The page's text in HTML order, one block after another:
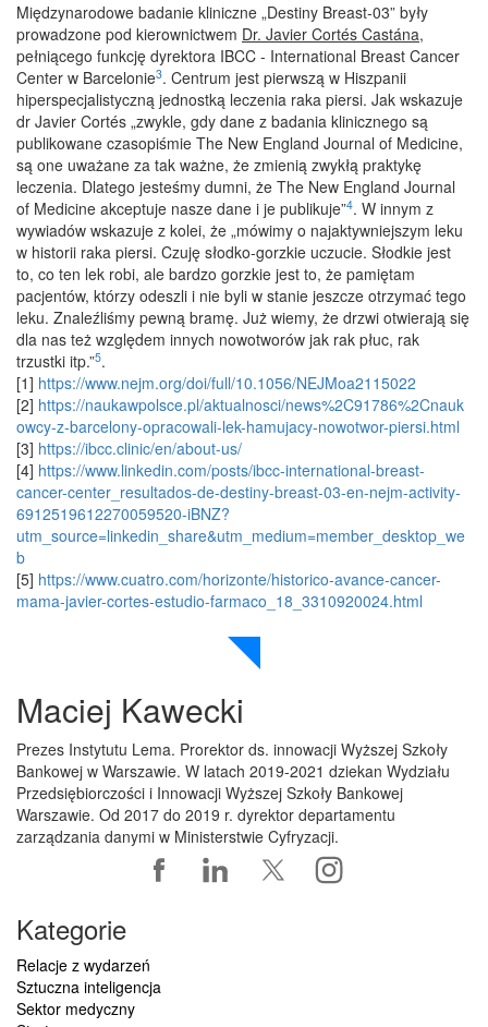
Międzynarodowe badanie kliniczne „Destiny Breast-03” były
prowadzone pod kierownictwem Dr. Javier Cortés Castána,
pełniącego funkcję dyrektora IBCC - International Breast Cancer
Center w Barcelonie3. Centrum jest pierwszą w Hiszpanii
hiperspecjalistyczną jednostką leczenia raka piersi. Jak wskazuje
dr Javier Cortés „zwykle, gdy dane z badania klinicznego są
publikowane czasopiśmie The New England Journal of Medicine,
są one uważane za tak ważne, że zmienią zwykłą praktykę
leczenia. Dlatego jesteśmy dumni, że The New England Journal
of Medicine akceptuje nasze dane i je publikuje”4. W innym z
wywiadów wskazuje z kolei, że „mówimy o najaktywniejszym leku
w historii raka piersi. Czuję słodko-gorzkie uczucie. Słodkie jest
to, co ten lek robi, ale bardzo gorzkie jest to, że pamiętam
pacjentów, którzy odeszli i nie byli w stanie jeszcze otrzymać tego
leku. Znaleźliśmy pewną bramę. Już wiemy, że drzwi otwierają się
dla nas też względem innych nowotworów jak rak płuc, rak
trzustki itp.”5.
[1] https://www.nejm.org/doi/full/10.1056/NEJMoa2115022
[2] https://naukawpolsce.pl/aktualnosci/news%2C91786%2Cnauk
owcy-z-barcelony-opracowali-lek-hamujacy-nowotwor-piersi.html
[3] https://ibcc.clinic/en/about-us/
[4] https://www.linkedin.com/posts/ibcc-international-breast-
cancer-center_resultados-de-destiny-breast-03-en-nejm-activity-
6912519612270059520-iBNZ?
utm_source=linkedin_share&utm_medium=member_desktop_we
b
[5] https://www.cuatro.com/horizonte/historico-avance-cancer-
mama-javier-cortes-estudio-farmaco_18_3310920024.html
Maciej Kawecki
Prezes Instytutu Lema. Prorektor ds. innowacji Wyższej Szkoły
Bankowej w Warszawie. W latach 2019-2021 dziekan Wydziału
Przedsiębiorczości i Innowacji Wyższej Szkoły Bankowej
Warszawie. Od 2017 do 2019 r. dyrektor departamentu
zarządzania danymi w Ministerstwie Cyfryzacji.
Kategorie
Relacje z wydarzeń
Sztuczna inteligencja
Sektor medyczny